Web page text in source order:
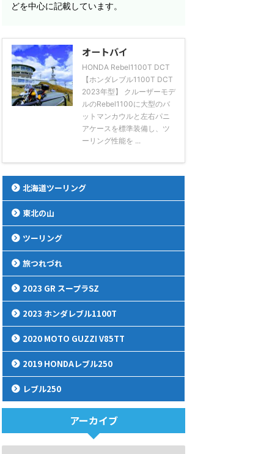
どを中心に記載しています。
オートバイ
HONDA Rebel1100T DCT
【ホンダレブル1100T DCT
2023年型】 クルーザーモデ
ルのRebel1100に大型のバ
ットマンカウルと左右パニ
アケースを標準装備し、ツ
ーリング性能を ...
北海道ツーリング
東北の山
ツーリング
旅つれづれ
2023 GR スープラSZ
2023 ホンダレブル1100T
2020 MOTO GUZZI V85TT
2019 HONDAレブル250
レブル250
アーカイブ